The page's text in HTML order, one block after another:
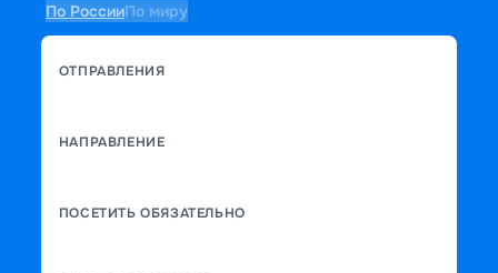
По РоссииПо миру
ОТПРАВЛЕНИЯ
НАПРАВЛЕНИЕ
ПОСЕТИТЬ ОБЯЗАТЕЛЬНО